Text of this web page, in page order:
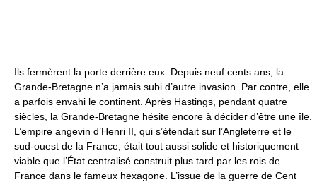
Ils fermèrent la porte derrière eux. Depuis neuf cents ans, la
Grande-Bretagne n’a jamais subi d’autre invasion. Par contre, elle
a parfois envahi le continent. Après Hastings, pendant quatre
siècles, la Grande-Bretagne hésite encore à décider d’être une île.
L’empire angevin d’Henri II, qui s’étendait sur l’Angleterre et le
sud-ouest de la France, était tout aussi solide et historiquement
viable que l’État centralisé construit plus tard par les rois de
France dans le fameux hexagone. L’issue de la guerre de Cent